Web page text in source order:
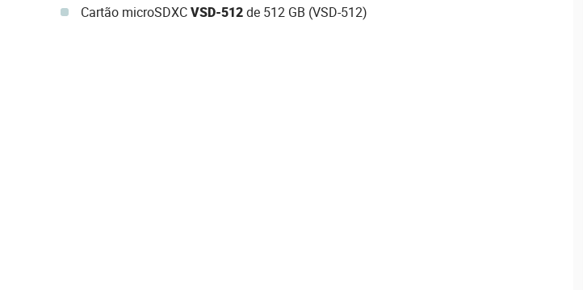
Cartão microSDXCVSD-512de 512 GB (VSD-512)